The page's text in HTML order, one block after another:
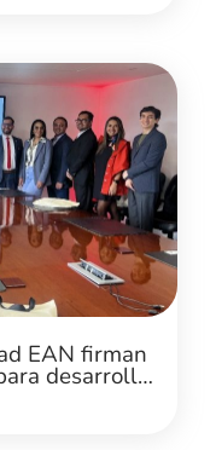
EAN firman
desarrollo